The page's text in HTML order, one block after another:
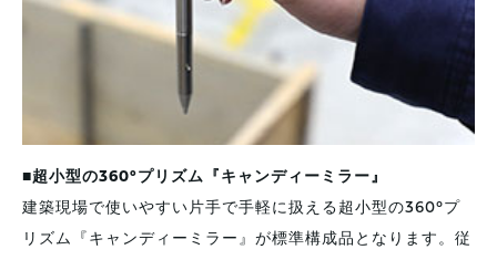
■超小型の360°プリズム『キャンディーミラー』
建築現場で使いやすい片手で手軽に扱える超小型の360°プ
リズム『キャンディーミラー』が標準構成品となります。従